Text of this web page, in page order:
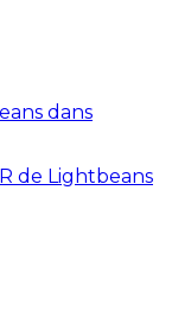
dans
de Lightbeans